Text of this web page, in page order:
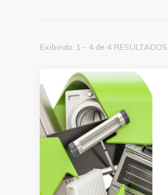
Exibindo: 1 - 4 de 4 RESULTADOS